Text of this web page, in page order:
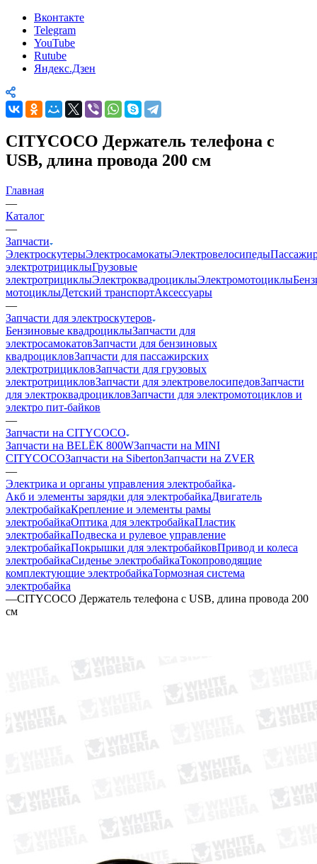
Вконтакте
Telegram
YouTube
Rutube
Яндекс.Дзен
CITYCOCO Держатель телефона с
USB, длина провода 200 см
Главная
—
Каталог
—
Запчасти
ЭлектроскутерыЭлектросамокатыЭлектровелосипеды
электротрициклыГрузовые
электротрициклыЭлектроквадроциклыЭлектромотоциклы
мотоциклыДетский транспортАксессуары
—
Запчасти для электроскутеров
Бензиновые квадроциклыЗапчасти для
электросамокатовЗапчасти для бензиновых
квадроцикловЗапчасти для пассажирских
электротрицикловЗапчасти для грузовых
электротрицикловЗапчасти для электровелосипедовЗапчасти
для электроквадроцикловЗапчасти для электромотоциклов и
электро пит-байков
—
Запчасти на CITYCOCO
Запчасти на BELЁК 800WЗапчасти на MINI
CITYCOCOЗапчасти на SibertonЗапчасти на ZVER
—
Электрика и органы управления электробайка
Акб и элементы зарядки для электробайкаДвигатель
электробайкаКрепление и элементы рамы
электробайкаОптика для электробайкаПластик
электробайкаПодвеска и рулевое управление
электробайкаПокрышки для электробайковПривод и колеса
электробайкаСиденье электробайкаТокопроводящие
комплектующие электробайкаТормозная система
электробайка
—CITYCOCO Держатель телефона с USB, длина провода 200
см